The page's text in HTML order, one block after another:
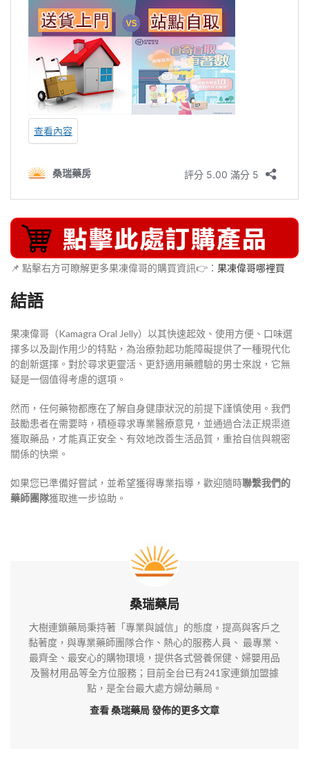
📌 點擊右方可瞭解更多果凍偉哥的購買資訊👉： 果凍偉哥哪裡買
結語
果凍偉哥（Kamagra Oral Jelly）以其快速起效、使用方便、口味選
擇多以及副作用少的特點，為治療勃起功能障礙提供了一種現代化
的創新選擇。對於尋求更靈活、更舒適用藥體驗的男士來說，它無
疑是一個值得考慮的選項。
然而，任何藥物都應在了解自身健康狀況的前提下謹慎使用。我們
鼓勵患者在需要時，積極尋求專業醫療意見，並通過合法正規渠道
獲取藥品，才能真正安全、有效地改善生活品質，重拾自信與親密
關係的快樂。
如果您已準備好嘗試，並希望獲得專業指導，歡迎隨時聯繫我們的
藥師團隊獲取進一步協助。
桑瑞藥局
大樹連鎖藥局秉持著「專業與誠信」的態度，提高與客戶之
黏著度，與專業藥師團隊合作、熱心的服務人員、 最專業、
最齊全、最安心的購物環境，提供各式營養保健、婦嬰用品
及醫材用品等全方位服務；目前全台已有241家連鎖加盟據
點，是全台最大處方婦幼藥局。
查看 桑瑞藥局發佈的更多文章